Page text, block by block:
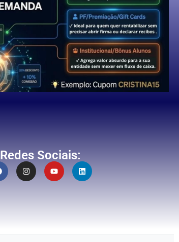
Redes Sociais: